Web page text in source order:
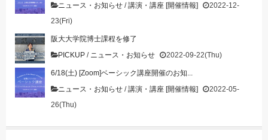
ニュース・お知らせ /講演・講座 [開催情報]
2022-12-
23(Fri)
阪大大学院博士課程を修了
PICKUP / ニュース・お知らせ 2022-09-22(Thu)
6/18(土) [Zoom]ベーシック講座開催のお知...
ニュース・お知らせ /講演・講座 [開催情報]
2022-05-
26(Thu)